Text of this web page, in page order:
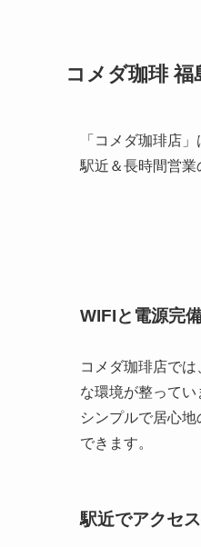
コメダ珈琲 福
「コメダ珈琲店
駅近＆長時間営業
WIFIと電源完
コメダ珈琲店で
な環境が整って
シンプルで居心
できます。
駅近でアクセ